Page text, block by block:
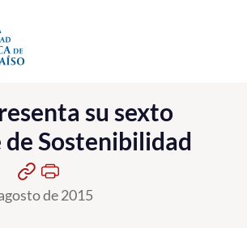
al contenido
e Innovación
Medio
su sexto
Sostenibilidad
de 2015